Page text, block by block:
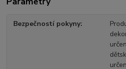
Bezpečností pokyny